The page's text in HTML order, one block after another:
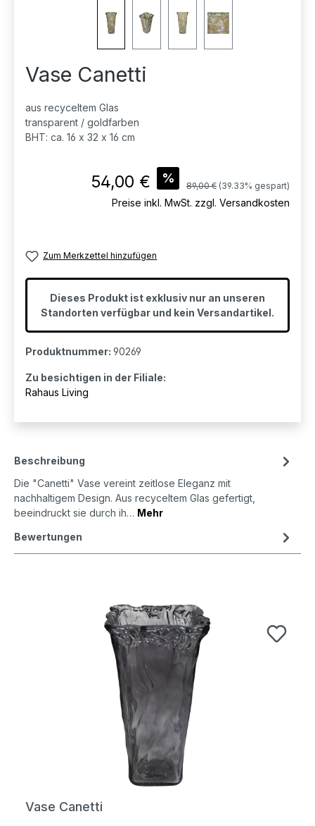
Vase Canetti
aus recyceltem Glas
transparent / goldfarben
BHT: ca. 16 x 32 x 16 cm
Verkaufspreis:
54,00 € % Regulärer Preis:
89,00 € (39.33% gespart)
Preise inkl. MwSt. zzgl. Versandkosten
Zum Merkzettel hinzufügen
Dieses Produkt ist exklusiv nur an unseren
Standorten verfügbar und kein Versandartikel.
Produktnummer: 90269
Zu besichtigen in der Filiale:
Rahaus Living
Beschreibung
Die "Canetti" Vase vereint zeitlose Eleganz mit
nachhaltigem Design. Aus recyceltem Glas gefertigt,
beeindruckt sie durch ih… Mehr
Bewertungen
Vase Canetti